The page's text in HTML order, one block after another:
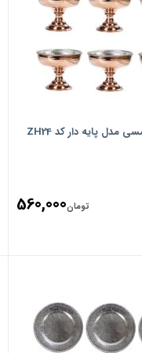
بستنی خوری مسی مدل پایه دار کد ZH24
تومان560,000